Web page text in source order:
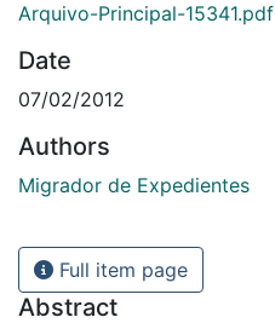
Arquivo-Principal-15341.pdf
Date
07/02/2012
Authors
Migrador de Expedientes
Full item page
Abstract